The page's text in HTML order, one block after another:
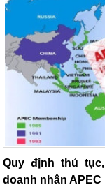
Quy định thủ
doanh nhân APEC